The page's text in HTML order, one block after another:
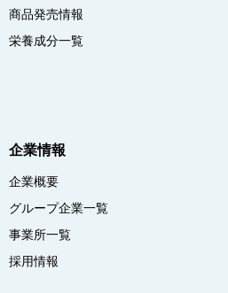
商品発売情報
栄養成分一覧
企業情報
企業概要
グループ企業一覧
事業所一覧
採用情報